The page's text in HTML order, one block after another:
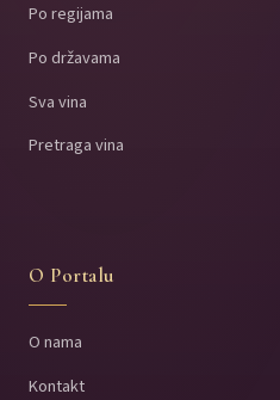
Po regijama
Po državama
Sva vina
Pretraga vina
O Portalu
O nama
Kontakt